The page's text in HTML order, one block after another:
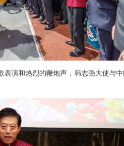
演和热烈的鞭炮声，韩志强大使与